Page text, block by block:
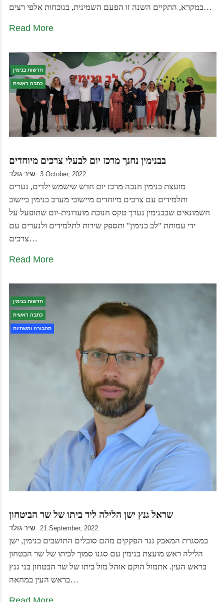
במקרא, התקיים השנה זו הפעם השמינית, בנוכחות אלפי רצים…
Read More
חדשות בנימין
כתבה ראשית
בבנימין נחנך מרכז יום לבעלי צרכים מיוחדים
שיר גולד 3 October, 2022
מועצת בנימין חנכה מרכז יום חדש שישמש ילדים, נערים
ותלמידים עם צרכים מיוחדים מיישובי מערב בנימין ביישוב
חשמונאים שבבנימין נערך טקס חנוכת מועדונית-יום שתופעל על
ידי עמותת "לב בנימין" ותספק שירות לתלמידים ולנערים עם
צרכים…
Read More
חדשות בנימין
כתבה ראשית
תחבורה ותשתיות
שראל גנץ ישן הלילה ליד ביתו של שר הביטחון
שיר גולד 21 September, 2022
במסגרת המאבק נגד הפקקים מהם סובלים התושבים בנימין, ישן
הלילה ראש מועצת בנימין עם סגנו סמוך לביתו של שר הבטחון
בראש העין. אתמול הוקם אוהל מול ביתו של שר הבטחון בני גנץ
בראש העין במחאה…